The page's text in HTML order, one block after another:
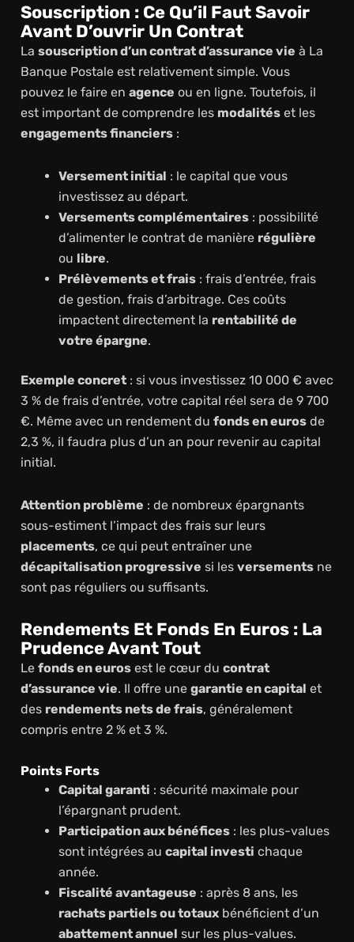
Souscription : Ce Qu’il Faut Savoir
Avant D’ouvrir Un Contrat
La souscription d’un contrat d’assurance vie à La
Banque Postale est relativement simple. Vous
pouvez le faire en agence ou en ligne. Toutefois, il
est important de comprendre les modalitéset les
engagements financiers:
Versement initial : le capital que vous
investissez au départ.
Versements complémentaires: possibilité
d’alimenter le contrat de manière régulière
ou libre.
Prélèvements et frais: frais d’entrée, frais
de gestion, frais d’arbitrage. Ces coûts
impactent directement la rentabilité de
votre épargne.
Exemple concret: si vous investissez 10 000 € avec
3 % de frais d’entrée, votre capital réel sera de 9 700
€. Même avec un rendement du fonds en eurosde
2,3 %, il faudra plus d’un an pour revenir au capital
initial.
Attention problème : de nombreux épargnants
sous-estiment l’impact des frais sur leurs
placements, ce qui peut entraîner une
décapitalisation progressive si les versementsne
sont pas réguliers ou suffisants.
Rendements Et Fonds En Euros : La
Prudence Avant Tout
Le fonds en eurosest le cœur du contrat
d’assurance vie. Il offre une garantie en capital et
des rendements nets de frais, généralement
compris entre 2 % et 3 %.
Points Forts
Capital garanti : sécurité maximale pour
l’épargnant prudent.
Participation aux bénéfices: les plus-values
sont intégrées au capital investi chaque
année.
Fiscalité avantageuse : après 8 ans, les
rachats partiels ou totauxbénéficient d’un
abattement annuel sur les plus-values.